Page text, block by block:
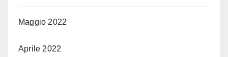
Maggio 2022
Aprile 2022